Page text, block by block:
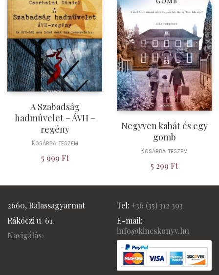
A Szabadság
hadmûvelet – ÁVH –
regény
Kosárba teszem
5 999 Ft
Negyven kabát és egy
gomb
Kosárba teszem
5 299 Ft
2660, Balassagyarmat
Rákóczi u. 61.
Navigálás›
Tel: +36 (35) 312 393
E-mail:
info@kincskonyv.hu